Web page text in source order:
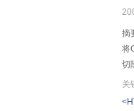
摘
将
切
应
关